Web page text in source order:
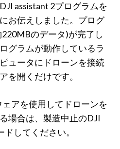
assistant 2プログラムを
お伝えしました。プログ
のデータ)が完了し
グラムが動作しているラ
ュータにドローンを接続
を開くだけです。
アを使用してドローンを
場合は、製造中止のDJI
してください。